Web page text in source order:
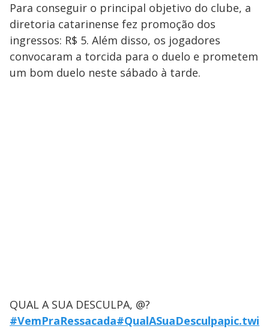
Para conseguir o principal objetivo do clube, a
diretoria catarinense fez promoção dos
ingressos: R$ 5. Além disso, os jogadores
convocaram a torcida para o duelo e prometem
um bom duelo neste sábado à tarde.
QUAL A SUA DESCULPA, @?
#VemPraRessacada#QualASuaDesculpapic.twi